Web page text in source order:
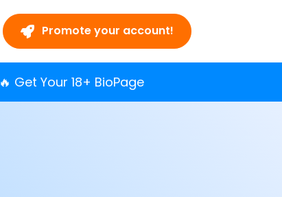
Promote your account!
🔥 Get Your 18+ BioPage